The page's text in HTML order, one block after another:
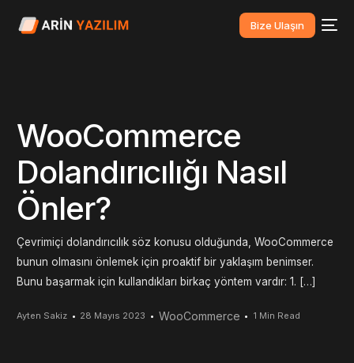
Bize Ulaşın
WooCommerce
Dolandırıcılığı Nasıl
Önler?
Çevrimiçi dolandırıcılık söz konusu olduğunda, WooCommerce
bunun olmasını önlemek için proaktif bir yaklaşım benimser.
Bunu başarmak için kullandıkları birkaç yöntem vardır: 1. […]
Ayten Sakiz 28 Mayıs 2023 WooCommerce 1 Min Read